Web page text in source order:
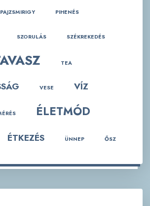
PAJZSMIRIGY PIHENÉS
SZORULÁS SZÉKREKEDÉS
TEA
VESE VÍZ
ÉLETMÓD
ÉTKEZÉS ÜNNEP ŐSZ